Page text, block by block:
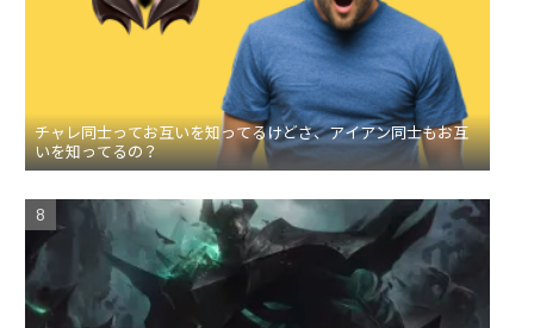
チャレ同士ってお互いを知ってるけどさ、アイアン同士もお互
いを知ってるの？